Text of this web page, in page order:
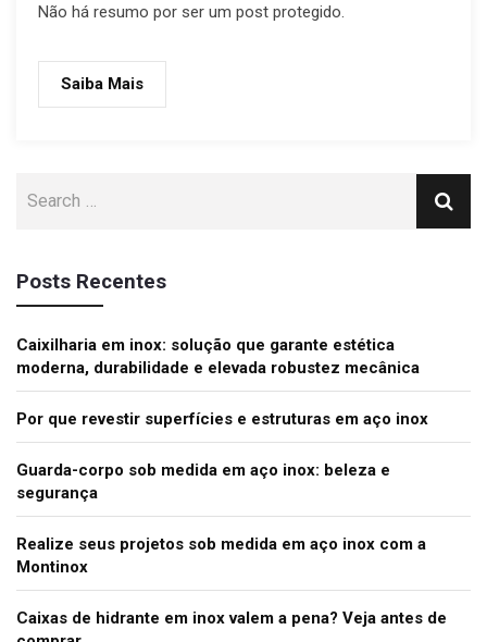
Não há resumo por ser um post protegido.
Saiba Mais
Posts Recentes
Caixilharia em inox: solução que garante estética
moderna, durabilidade e elevada robustez mecânica
Por que revestir superfícies e estruturas em aço inox
Guarda-corpo sob medida em aço inox: beleza e
segurança
Realize seus projetos sob medida em aço inox com a
Montinox
Caixas de hidrante em inox valem a pena? Veja antes de